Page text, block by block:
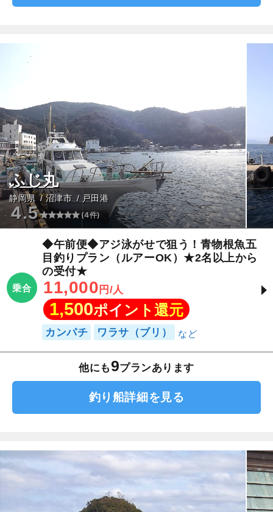
ふじ丸
静岡県 沼津市 戸田港
4.5 (4件)
乗合
◆午前便◆アジ泳がせで狙う！青物根魚五
目釣りプラン（ルアーOK）★2名以上から
の受付★
11,000 円/人
1,500ポイント還元
カンパチ ワラサ（ブリ）
他にも9プランあります
釣り船詳細を見る